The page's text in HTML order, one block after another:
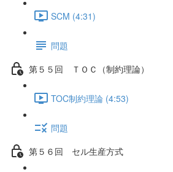
SCM (4:31)
問題
第５５回 ＴＯＣ（制約理論）
TOC制約理論 (4:53)
問題
第５６回 セル生産方式